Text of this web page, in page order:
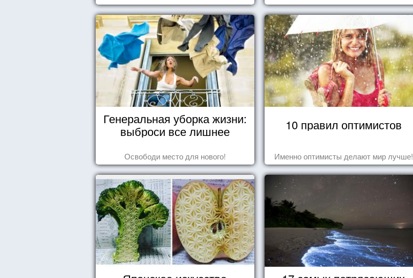
Генеральная уборка жизни:
выброси все лишнее
Освободи место для нового!
10 правил оптимистов
Именно оптимисты делают мир лучше!